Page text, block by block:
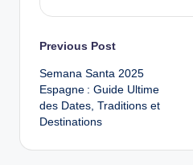
Post
navigation
Previous Post
Semana Santa 2025
Espagne : Guide Ultime
des Dates, Traditions et
Destinations